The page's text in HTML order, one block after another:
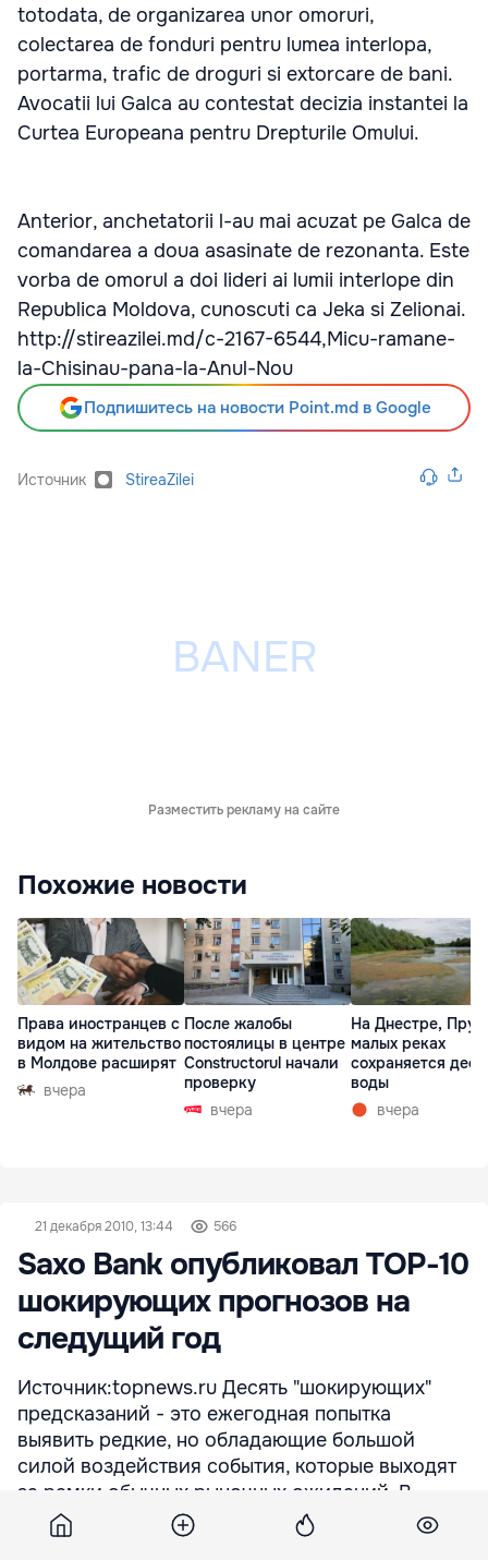
totodata, de organizarea unor omoruri,
colectarea de fonduri pentru lumea interlopa,
portarma, trafic de droguri si extorcare de bani.
Avocatii lui Galca au contestat decizia instantei la
Curtea Europeana pentru Drepturile Omului.
Anterior, anchetatorii l-au mai acuzat pe Galca de
comandarea a doua asasinate de rezonanta. Este
vorba de omorul a doi lideri ai lumii interlope din
Republica Moldova, cunoscuti ca Jeka si Zelionai.
http://stireazilei.md/c-2167-6544,Micu-ramane-
la-Chisinau-pana-la-Anul-Nou
Подпишитесь на новости Point.md в Google
Источник StireaZilei
Разместить рекламу на сайте
Похожие новости
Права иностранцев с
видом на жительство
в Молдове расширят
вчера
После жалобы
постоялицы в центре
Constructorul начали
проверку
вчера
На Днестре,
малых реках
сохраняется
воды
вчера
21 декабря 2010, 13:44 566
Saxo Bank опубликовал TOP-10
шокирующих прогнозов на
следущий год
Источник:topnews.ru Десять "шокирующих"
предсказаний - это ежегодная попытка
выявить редкие, но обладающие большой
силой воздействия события, которые выходят
за рамки обычных рыночных ожиданий. В
новом ежегодном докладе датских экспертов
речь идет о дальнейшем будущем ФРС США и